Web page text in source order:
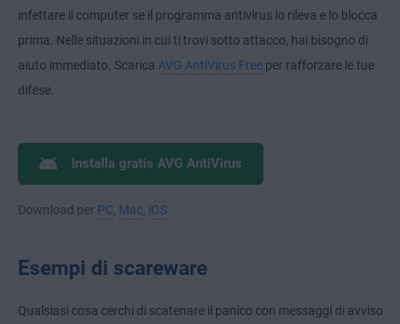
infettare il computer se il programma antivirus lo rileva e lo blocca
prima. Nelle situazioni in cui ti trovi sotto attacco, hai bisogno di
aiuto immediato. Scarica AVG AntiVirus Free per rafforzare le tue
difese.
Installa gratis AVG AntiVirus
Download per PC, Mac, iOS
Esempi di scareware
Qualsiasi cosa cerchi di scatenare il panico con messaggi di avviso